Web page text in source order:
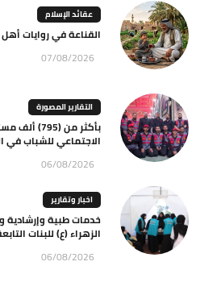
عقائد الإسلام
القناعة في روايات
07/08/2026
التقارير المصورة
بأكثر من
الاجتماعي للشباب في
06/08/2026
اخبار وتقارير
خدمات طبية وإرشادية
الزهراء (ع) للبنات
06/08/2026